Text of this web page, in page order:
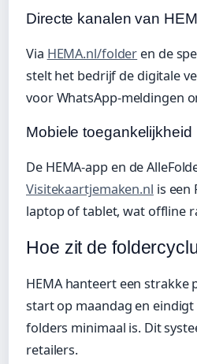
Directe kanalen van
Via HEMA.nl/folder en de
stelt het bedrijf de digitale
voor WhatsApp-meldingen
Mobiele toegankelijkheid
De HEMA-app en de
Visitekaartjemaken.nl is een
laptop of tablet, wat offline
Hoe zit de
HEMA hanteert een
start op maandag en
folders minimaal is. Dit
retailers.